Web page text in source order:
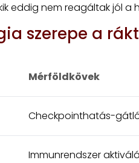
eddig nem reagáltak jól a
szerepe a
Mérföldkövek
Checkpointhatás-
Immunrendszer